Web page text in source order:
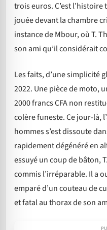
trois euros. C’est
jouée devant la chambre
instance de Mbour, où T.
son ami qu’il considérait
Les faits, d’une simplicité
2022. Une pièce de moto,
2000 francs CFA non
colère funeste. Ce jour-là,
hommes s’est dissoute
rapidement dégénéré en
essuyé un coup de bâton,
commis l’irréparable. Il a
emparé d’un couteau de
et fatal au thorax de son